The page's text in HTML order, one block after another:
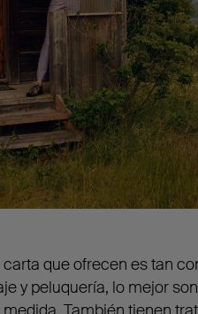
que ofrecen es tan
y peluquería, lo mejor